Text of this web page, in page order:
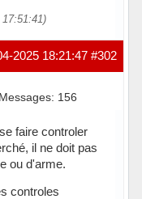
#302
2025 18:21:47
Messages: 156
faire controler
il ne doit pas
ou d'arme.
controles